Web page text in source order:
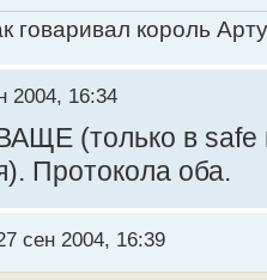
говаривал король
2004, 16:34
(только в
Протокола оба.
сен 2004, 16:39